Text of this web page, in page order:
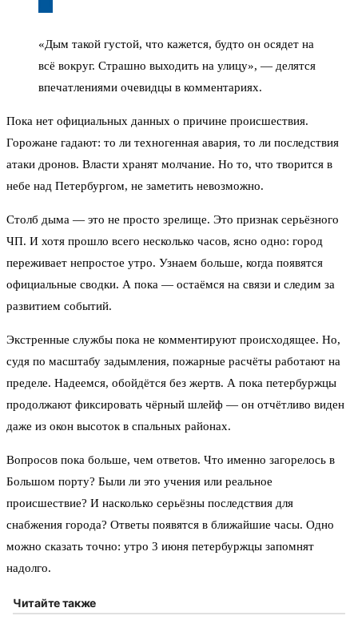
«Дым такой густой, что кажется, будто он осядет на
всё вокруг. Страшно выходить на улицу», — делятся
впечатлениями очевидцы в комментариях.
Пока нет официальных данных о причине происшествия.
Горожане гадают: то ли техногенная авария, то ли последствия
атаки дронов. Власти хранят молчание. Но то, что творится в
небе над Петербургом, не заметить невозможно.
Столб дыма — это не просто зрелище. Это признак серьёзного
ЧП. И хотя прошло всего несколько часов, ясно одно: город
переживает непростое утро. Узнаем больше, когда появятся
официальные сводки. А пока — остаёмся на связи и следим за
развитием событий.
Экстренные службы пока не комментируют происходящее. Но,
судя по масштабу задымления, пожарные расчёты работают на
пределе. Надеемся, обойдётся без жертв. А пока петербуржцы
продолжают фиксировать чёрный шлейф — он отчётливо виден
даже из окон высоток в спальных районах.
Вопросов пока больше, чем ответов. Что именно загорелось в
Большом порту? Были ли это учения или реальное
происшествие? И насколько серьёзны последствия для
снабжения города? Ответы появятся в ближайшие часы. Одно
можно сказать точно: утро 3 июня петербуржцы запомнят
надолго.
Читайте также